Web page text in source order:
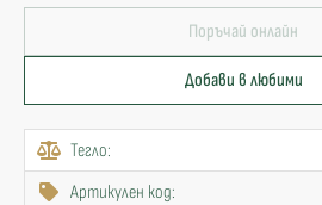
Поръчай онлайн
Добави в любими
Тегло:
Артикулен код: